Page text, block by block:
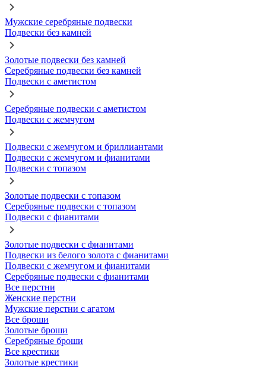
Мужские серебряные подвески
Подвески без камней
Золотые подвески без камней
Серебряные подвески без камней
Подвески с аметистом
Серебряные подвески с аметистом
Подвески с жемчугом
Подвески с жемчугом и бриллиантами
Подвески с жемчугом и фианитами
Подвески с топазом
Золотые подвески с топазом
Серебряные подвески с топазом
Подвески с фианитами
Золотые подвески с фианитами
Подвески из белого золота с фианитами
Подвески с жемчугом и фианитами
Серебряные подвески с фианитами
Все перстни
Женские перстни
Мужские перстни с агатом
Все броши
Золотые броши
Серебряные броши
Все крестики
Золотые крестики